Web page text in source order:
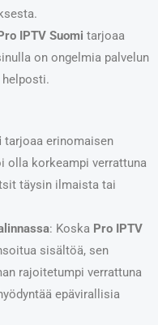
IPTV Suomi tarjoaa
on ongelmia palvelun
helposti.
tarjoaa erinomaisen
olla korkeampi verrattuna
täysin ilmaista tai
: Koska Pro IPTV
sisältöä, sen
rajoitetumpi verrattuna
epävirallisia